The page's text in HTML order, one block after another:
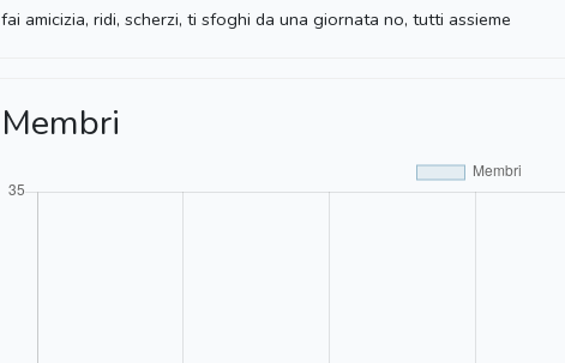
fai amicizia, ridi, scherzi, ti sfoghi da una giornata no, tutti assieme
Membri